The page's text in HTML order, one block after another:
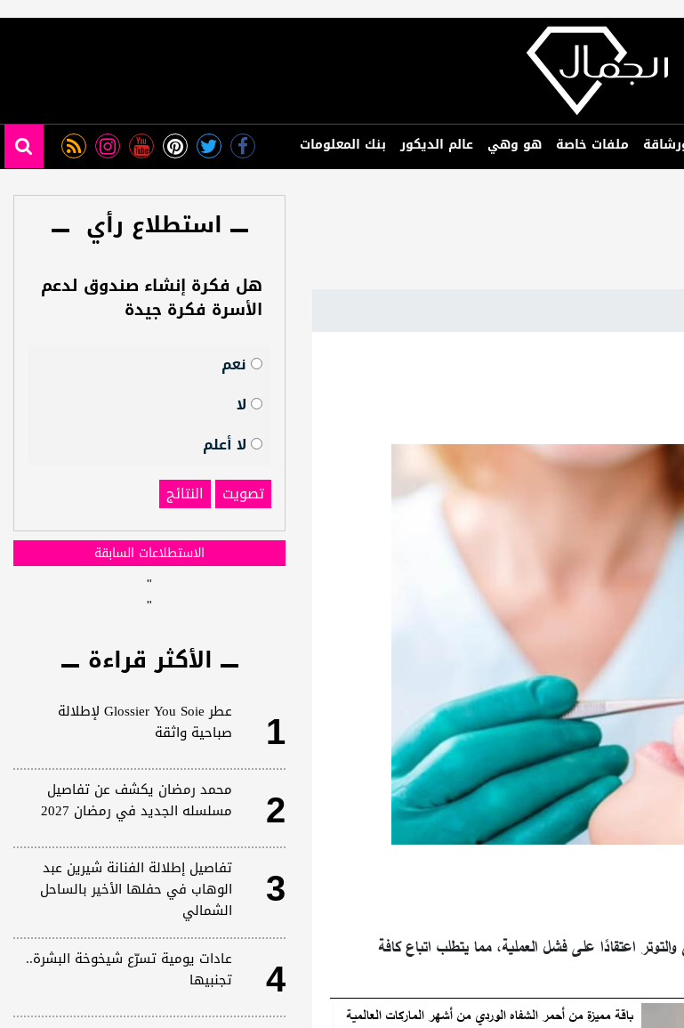
ملفات خاصة هو وهي عالم الديكور بنك المعلومات
اعتقادًا على فشل العملية، مما يتطلب اتباع كافة
باقة مميزة من أحمر الشفاه الوردي من أشهر الماركات العالمية
استطلاع رأي
هل فكرة إنشاء صندوق لدعم
الأسرة فكرة جيدة
نعم
لا
لا أعلم
تصويت
النتائج
الاستطلاعات السابقة
"
"
الأكثر قراءة
1
عطر Glossier You Soie لإطلالة
صباحية واثقة
2
محمد رمضان يكشف عن تفاصيل
مسلسله الجديد في رمضان 2027
3
تفاصيل إطلالة الفنانة شيرين عبد
الوهاب في حفلها الأخير بالساحل
الشمالي
4
عادات يومية تسرّع شيخوخة البشرة..
تجنبيها